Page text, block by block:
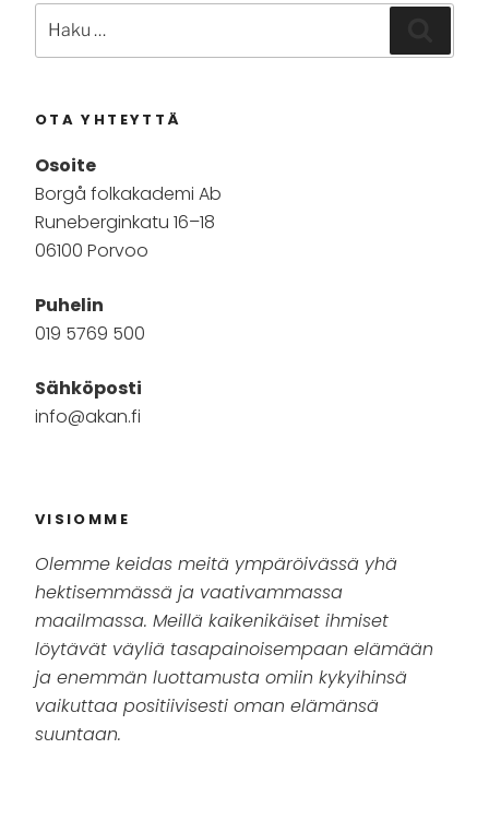
OTA YHTEYTTÄ
Osoite
Borgå folkakademi Ab
Runeberginkatu 16–18
06100 Porvoo
Puhelin
019 5769 500
Sähköposti
info@akan.fi
VISIOMME
Olemme keidas meitä ympäröivässä yhä
hektisemmässä ja vaativammassa
maailmassa. Meillä kaikenikäiset ihmiset
löytävät väyliä tasapainoisempaan elämään
ja enemmän luottamusta omiin kykyihinsä
vaikuttaa positiivisesti oman elämänsä
suuntaan.